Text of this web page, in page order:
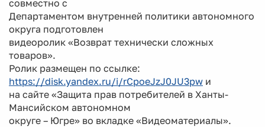
совместно с
Департаментом внутренней политики автономного
округа подготовлен
видеоролик «Возврат технически сложных
товаров».
Ролик размещен по ссылке:
https://disk.yandex.ru/i/rCpoeJzJ0JU3pw и
на сайте «Защита прав потребителей в Ханты-
Мансийском автономном
округе – Югре» во вкладке «Видеоматериалы».